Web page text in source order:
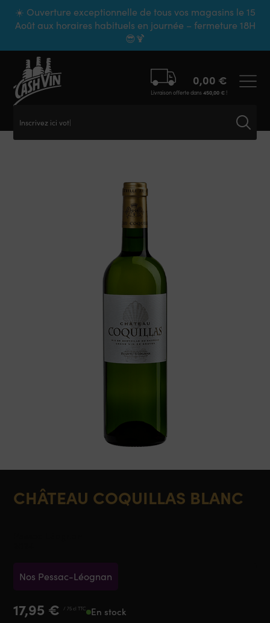
☀️ Ouverture exceptionnelle de tous vos magasins le 15
Août aux horaires habituels en journée – fermeture 18H
😎🍹
Inscrivez ici votre
0,00 €
Livraison offerte dans450,00 €!
CHÂTEAU COQUILLAS BLANC
17,95 € / 75 cl TTC En stock
Nos Pessac-Léognan
Panneau de gestion des cookies